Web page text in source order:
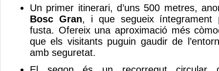
Un primer itinerari, d’uns 500 metres,
Bosc Gran, i que segueix íntegrament
fusta. Ofereix una aproximació més
que els visitants puguin gaudir de
amb seguretat.